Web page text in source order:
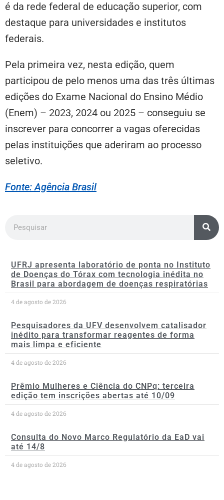
é da rede federal de educação superior, com
destaque para universidades e institutos
federais.
Pela primeira vez, nesta edição, quem
participou de pelo menos uma das três últimas
edições do Exame Nacional do Ensino Médio
(Enem) – 2023, 2024 ou 2025 – conseguiu se
inscrever para concorrer a vagas oferecidas
pelas instituições que aderiram ao processo
seletivo.
Fonte: Agência Brasil
UFRJ apresenta laboratório de ponta no Instituto
de Doenças do Tórax com tecnologia inédita no
Brasil para abordagem de doenças respiratórias
4 de agosto de 2026
Pesquisadores da UFV desenvolvem catalisador
inédito para transformar reagentes de forma
mais limpa e eficiente
4 de agosto de 2026
Prêmio Mulheres e Ciência do CNPq: terceira
edição tem inscrições abertas até 10/09
4 de agosto de 2026
Consulta do Novo Marco Regulatório da EaD vai
até 14/8
4 de agosto de 2026